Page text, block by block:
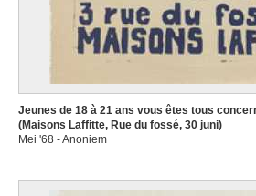
Jeunes de 18 à 21 ans vous êtes tous
(Maisons Laffitte, Rue du fossé, 30 juni)
Mei '68 - Anoniem